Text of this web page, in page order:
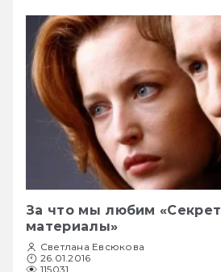
За что мы любим
материалы»
Светлана Евсюкова
26.01.2016
115031